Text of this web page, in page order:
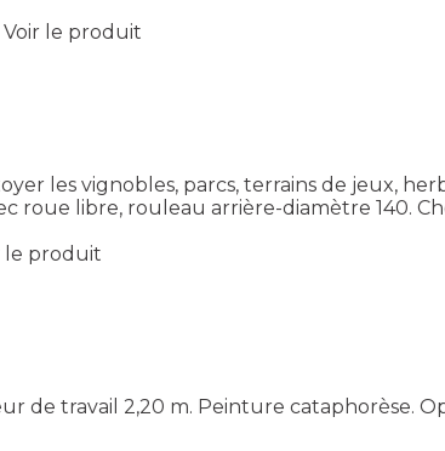
Voir le produit
les vignobles, parcs, terrains de jeux,
roue libre, rouleau arrière-diamètre 140.
le produit
de travail 2,20 m. Peinture cataphorèse.